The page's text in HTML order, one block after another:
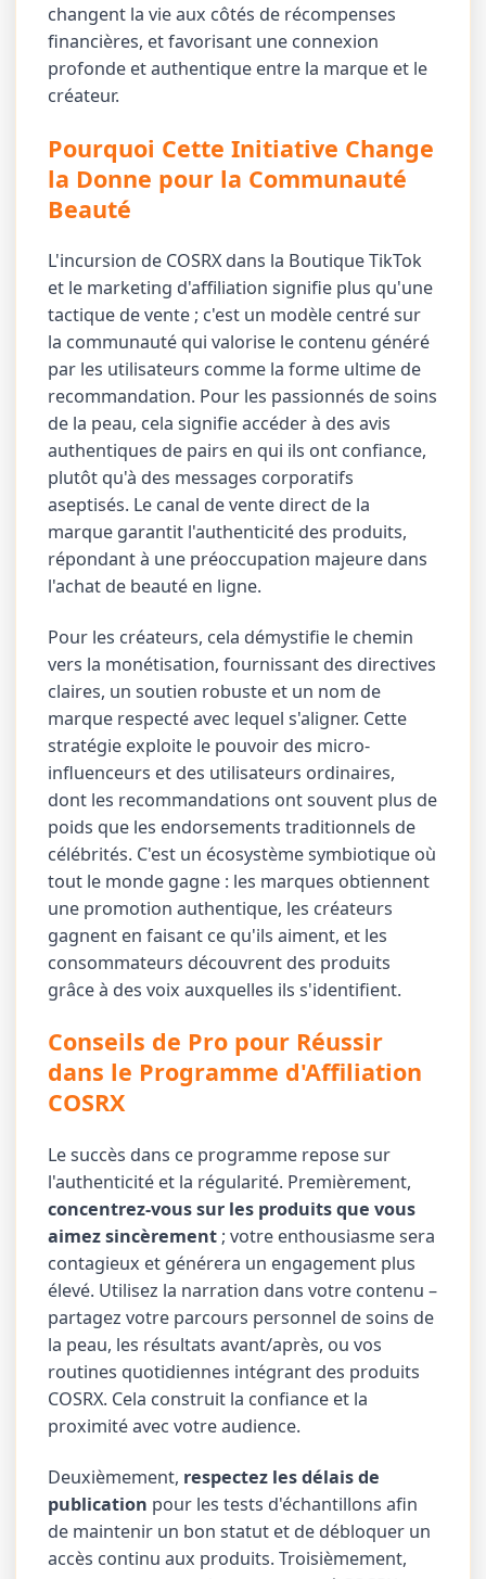
changent la vie aux côtés de récompenses
financières, et favorisant une connexion
profonde et authentique entre la marque et le
créateur.
Pourquoi Cette Initiative Change
la Donne pour la Communauté
Beauté
L'incursion de COSRX dans la Boutique TikTok
et le marketing d'affiliation signifie plus qu'une
tactique de vente ; c'est un modèle centré sur
la communauté qui valorise le contenu généré
par les utilisateurs comme la forme ultime de
recommandation. Pour les passionnés de soins
de la peau, cela signifie accéder à des avis
authentiques de pairs en qui ils ont confiance,
plutôt qu'à des messages corporatifs
aseptisés. Le canal de vente direct de la
marque garantit l'authenticité des produits,
répondant à une préoccupation majeure dans
l'achat de beauté en ligne.
Pour les créateurs, cela démystifie le chemin
vers la monétisation, fournissant des directives
claires, un soutien robuste et un nom de
marque respecté avec lequel s'aligner. Cette
stratégie exploite le pouvoir des micro-
influenceurs et des utilisateurs ordinaires,
dont les recommandations ont souvent plus de
poids que les endorsements traditionnels de
célébrités. C'est un écosystème symbiotique où
tout le monde gagne : les marques obtiennent
une promotion authentique, les créateurs
gagnent en faisant ce qu'ils aiment, et les
consommateurs découvrent des produits
grâce à des voix auxquelles ils s'identifient.
Conseils de Pro pour Réussir
dans le Programme d'Affiliation
COSRX
Le succès dans ce programme repose sur
l'authenticité et la régularité. Premièrement,
concentrez-vous sur les produits que vous
aimez sincèrement ; votre enthousiasme sera
contagieux et générera un engagement plus
élevé. Utilisez la narration dans votre contenu –
partagez votre parcours personnel de soins de
la peau, les résultats avant/après, ou vos
routines quotidiennes intégrant des produits
COSRX. Cela construit la confiance et la
proximité avec votre audience.
Deuxièmement, respectez les délais de
publication pour les tests d'échantillons afin
de maintenir un bon statut et de débloquer un
accès continu aux produits. Troisièmement,